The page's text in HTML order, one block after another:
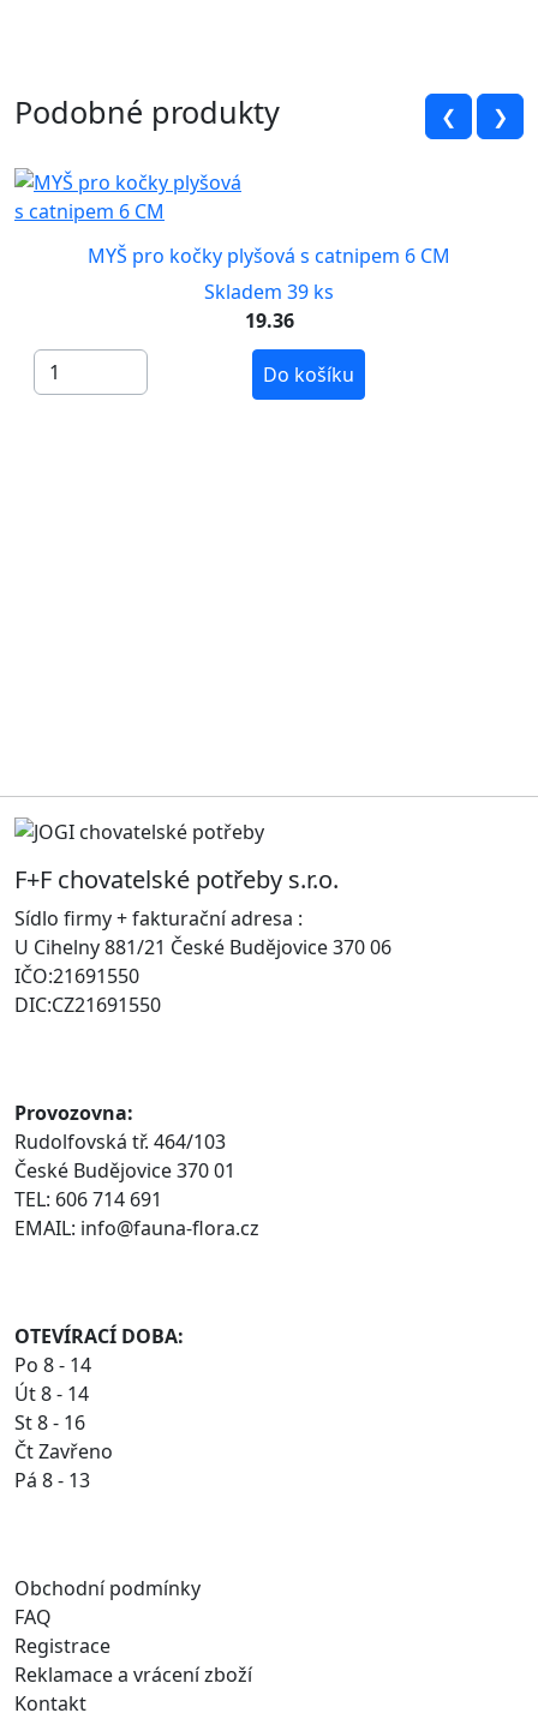
Podobné produkty ❮ ❯
MYŠ pro kočky plyšová s catnipem 6 CM
Skladem 39 ks
19.36
Do košíku
F+F chovatelské potřeby s.r.o.
Sídlo firmy + fakturační adresa :
U Cihelny 881/21 České Budějovice 370 06
IČO:21691550
DIC:CZ21691550
Provozovna:
Rudolfovská tř. 464/103
České Budějovice 370 01
TEL: 606 714 691
EMAIL: info@fauna-flora.cz
OTEVÍRACÍ DOBA:
Po 8 - 14
Út 8 - 14
St 8 - 16
Čt Zavřeno
Pá 8 - 13
Obchodní podmínky
FAQ
Registrace
Reklamace a vrácení zboží
Kontakt